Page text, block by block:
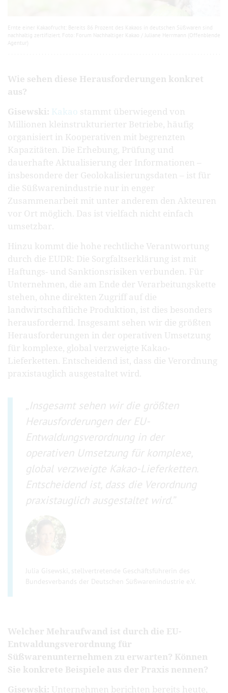
Ernte einer Kakaofrucht: Bereits 86 Prozent des Kakaos in deutschen Süßwaren sind
nachhaltig zertifiziert. Foto: Forum Nachhaltiger Kakao / Juliane Herrmann (Offenblende
Agentur)
Wie sehen diese Herausforderungen konkret
aus?
Gisewski: Kakao stammt überwiegend von
Millionen kleinstrukturierter Betriebe, häufig
organisiert in Kooperativen mit begrenzten
Kapazitäten. Die Erhebung, Prüfung und
dauerhafte Aktualisierung der Informationen –
insbesondere der Geolokalisierungsdaten – ist für
die Süßwarenindustrie nur in enger
Zusammenarbeit mit unter anderem den Akteuren
vor Ort möglich. Das ist vielfach nicht einfach
umsetzbar.
Hinzu kommt die hohe rechtliche Verantwortung
durch die EUDR: Die Sorgfaltserklärung ist mit
Haftungs- und Sanktionsrisiken verbunden. Für
Unternehmen, die am Ende der Verarbeitungskette
stehen, ohne direkten Zugriff auf die
landwirtschaftliche Produktion, ist dies besonders
herausfordernd. Insgesamt sehen wir die größten
Herausforderungen in der operativen Umsetzung
für komplexe, global verzweigte Kakao-
Lieferketten. Entscheidend ist, dass die Verordnung
praxistauglich ausgestaltet wird.
Insgesamt sehen wir die größten
Herausforderungen der EU-
Entwaldungsverordnung in der
operativen Umsetzung für komplexe,
global verzweigte Kakao-Lieferketten.
Entscheidend ist, dass die Verordnung
praxistauglich ausgestaltet wird.
Julia Gisewski, stellvertretende Geschäftsführerin des
Bundesverbands der Deutschen Süßwarenindustrie e.V.
Welcher Mehraufwand ist durch die EU-
Entwaldungsverordnung für
Süßwarenunternehmen zu erwarten? Können
Sie konkrete Beispiele aus der Praxis nennen?
Gisewski: Unternehmen berichten bereits heute,